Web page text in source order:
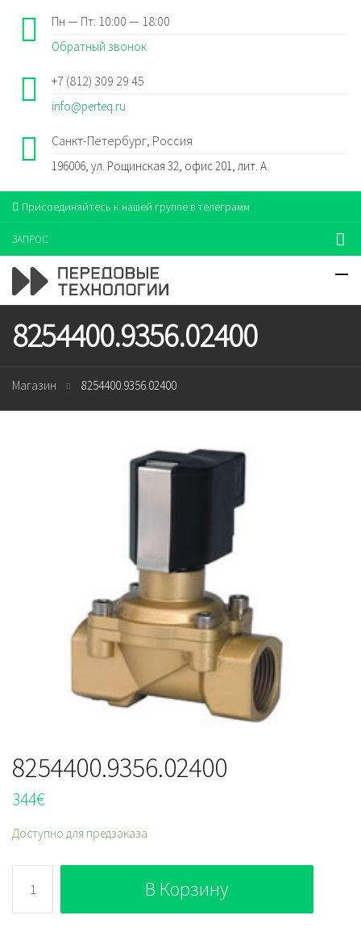
Пн — Пт: 10:00 — 18:00
Обратный звонок
+7 (812) 309 29 45
info@perteq.ru
Санкт-Петербург, Россия
196006, ул. Рощинская 32, офис 201, лит. А.
Присоединяйтесь к нашей группе в телеграмм
ЗАПРОС
8254400.9356.02400
Магазин 8254400.9356.02400
8254400.9356.02400
344€
Доступно для предзаказа
8254400.9356.02400
В Корзину